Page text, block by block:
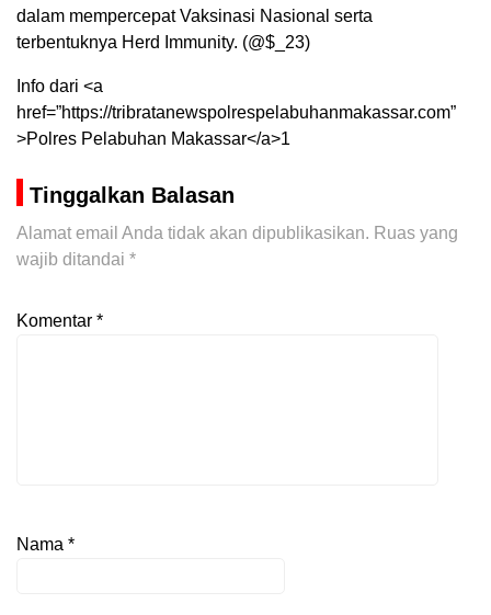
dalam mempercepat Vaksinasi Nasional serta
terbentuknya Herd Immunity. (@$_23)
Info dari <a
href=”https://tribratanewspolrespelabuhanmakassar.com”
>Polres Pelabuhan Makassar</a>1
Tinggalkan Balasan
Alamat email Anda tidak akan dipublikasikan. Ruas yang
wajib ditandai *
Komentar *
Nama *